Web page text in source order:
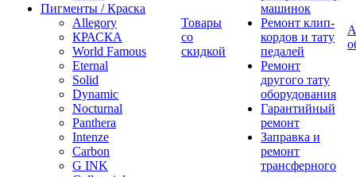
Пигменты / Краска
Allegory
КРАСКА
World Famous
Eternal
Solid
Dynamic
Nocturnal
Panthera
Intenze
Carbon
G INK
Товары
со
скидкой
машинок
Ремонт клип-
кордов и тату
педалей
Ремонт
другого тату
оборудования
Гарантийный
ремонт
Заправка и
ремонт
трансферного